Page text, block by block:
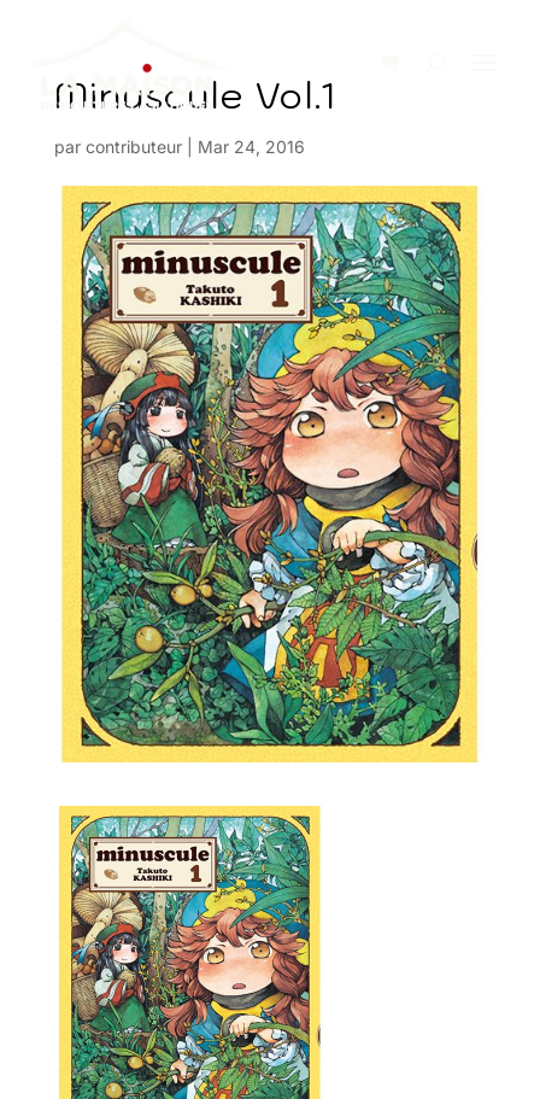
Minuscule Vol.1
par contributeur| Mar 24, 2016